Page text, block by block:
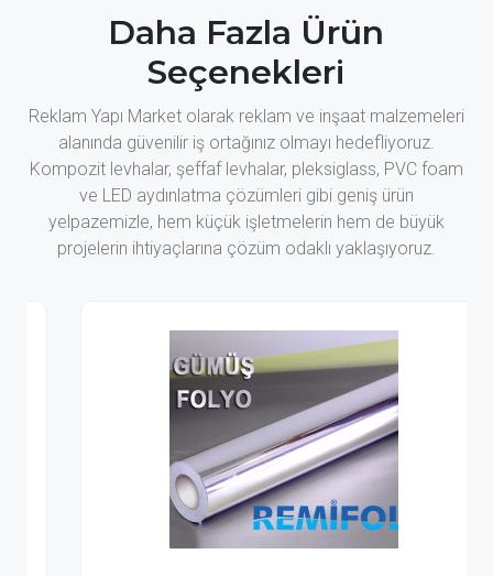
Daha Fazla Ürün
Seçenekleri
Reklam Yapı Market olarak reklam ve inşaat malzemeleri
alanında güvenilir iş ortağınız olmayı hedefliyoruz.
Kompozit levhalar, şeffaf levhalar, pleksiglass, PVC foam
ve LED aydınlatma çözümleri gibi geniş ürün
yelpazemizle, hem küçük işletmelerin hem de büyük
projelerin ihtiyaçlarına çözüm odaklı yaklaşıyoruz.